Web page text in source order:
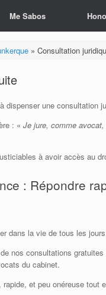
Me Sabos
» Consultation
dispenser une consultation
: « Je jure, comme
à avoir accès au
: Répondre
dans la vie de tous les
nos consultations
du cabinet.
et peu onéreuse tout